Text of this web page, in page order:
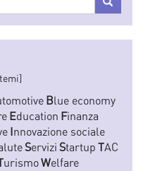
Blue economy
Education Finanza
Innovazione sociale
Servizi Startup TAC
urismoWelfare